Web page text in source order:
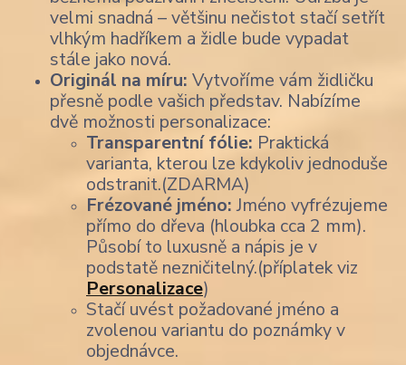
velmi snadná – většinu nečistot stačí setřít
vlhkým hadříkem a židle bude vypadat
stále jako nová.
Originál na míru: Vytvoříme vám židličku
přesně podle vašich představ. Nabízíme
dvě možnosti personalizace:
Transparentní fólie: Praktická
varianta, kterou lze kdykoliv jednoduše
odstranit.(ZDARMA)
Frézované jméno:Jméno vyfrézujeme
přímo do dřeva (hloubka cca 2 mm).
Působí to luxusně a nápis je v
podstatě nezničitelný.(příplatek viz
Personalizace)
Stačí uvést požadované jméno a
zvolenou variantu do poznámky v
objednávce.